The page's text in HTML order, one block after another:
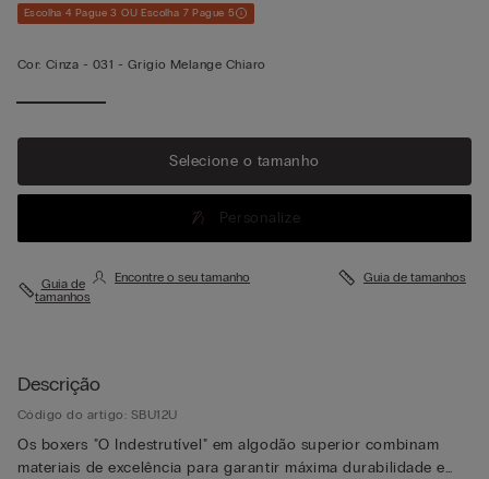
Escolha 4 Pague 3 OU Escolha 7 Pague 5
Cor: Cinza - 031 - Grigio Melange Chiaro
Selecione o tamanho
Personalize
Guia de
tamanhos
Encontre o seu tamanho Guia de tamanhos
Descrição
Código do artigo: SBU12U
Os boxers "O Indestrutível" em algodão superior combinam
materiais de excelência para garantir máxima durabilidade e